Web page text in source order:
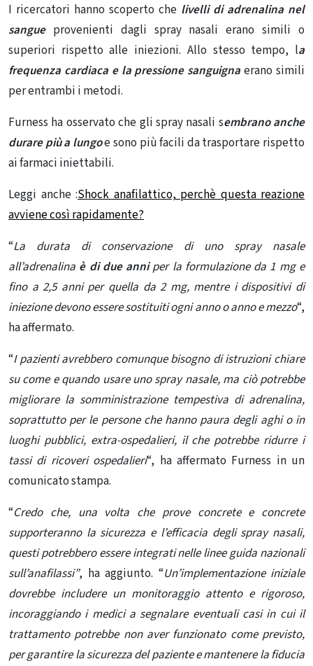
I ricercatori hanno scoperto che livelli di adrenalina nel
sangue provenienti dagli spray nasali erano simili o
superiori rispetto alle iniezioni. Allo stesso tempo, la
frequenza cardiacae la pressione sanguigna erano simili
per entrambi i metodi.
Furness ha osservato che gli spray nasali sembrano anche
durare più a lungoe sono più facili da trasportare rispetto
ai farmaci iniettabili.
Leggi anche :Shock anafilattico, perchè questa reazione
avviene così rapidamente?
“La durata di conservazione di uno spray nasale
all’adrenalina è di due anniper la formulazione da 1 mg e
fino a 2,5 anni per quella da 2 mg, mentre i dispositivi di
iniezione devono essere sostituiti ogni anno o anno e mezzo“,
ha affermato.
“I pazienti avrebbero comunque bisogno di istruzioni chiare
su come e quando usare uno spray nasale, ma ciò potrebbe
migliorare la somministrazione tempestiva di adrenalina,
soprattutto per le persone che hanno paura degli aghi o in
luoghi pubblici, extra-ospedalieri, il che potrebbe ridurre i
tassi di ricoveri ospedalieri“, ha affermato Furness in un
comunicato stampa.
“Credo che, una volta che prove concrete e concrete
supporteranno la sicurezza e l’efficacia degli spray nasali,
questi potrebbero essere integrati nelle linee guida nazionali
sull’anafilassi”, ha aggiunto. “Un’implementazione iniziale
dovrebbe includere un monitoraggio attento e rigoroso,
incoraggiando i medici a segnalare eventuali casi in cui il
trattamento potrebbe non aver funzionato come previsto,
per garantirela sicurezza del pazientee mantenere la fiducia